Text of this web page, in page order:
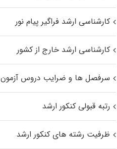
کارشناسی ارشد فراگیر پیام نور
کارشناسی ارشد خارج از کشور
سرفصل ها و ضرایب دروس آزمون
رتبه قبولی کنکور ارشد
ظرفیت رشته های کنکور ارشد